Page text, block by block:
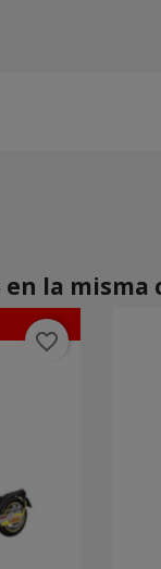
la misma
favorite_border